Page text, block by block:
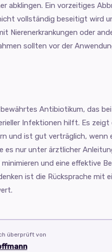
abklingen. Ein vorzeitiges
vollständig beseitigt wird
Nierenerkrankungen oder
sollten vor der
Antibiotikum, das
Infektionen hilft. Es zeigt
und ist gut verträglich, wenn
es nur unter ärztlicher
und eine effektive
ist die Rücksprache mit
überprüft von